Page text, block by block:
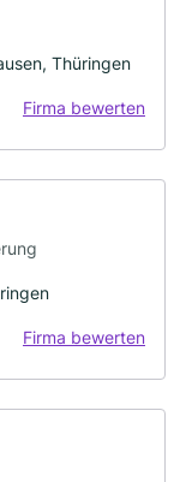
Thüringen
Firma bewerten
Firma bewerten